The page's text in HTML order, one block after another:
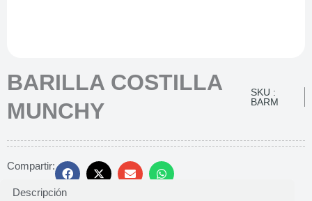
BARILLA COSTILLA
MUNCHY
SKU :
BARM
Compartir:
Descripción